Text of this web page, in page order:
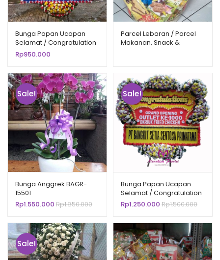
Bunga Papan Ucapan
Selamat / Congratulation
BPSL-9502
Rp950.000
Parcel Lebaran / Parcel
Makanan, Snack &
Sale!
Bunga Anggrek BAGR-
15501
Rp1.550.000 Rp1.850.000
Sale!
Bunga Papan Ucapan
Selamat / Congratulation
BPSL-125001
Rp1.250.000 Rp1.500.000
Sale!